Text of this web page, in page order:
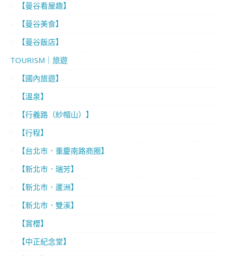
【曼谷看屋趣】
【曼谷美食】
【曼谷飯店】
TOURISM｜旅遊
【國內旅遊】
【溫泉】
【行義路（紗帽山）】
【行程】
【台北市．重慶南路商圈】
【新北市．瑞芳】
【新北市．蘆洲】
【新北市．雙溪】
【賞櫻】
【中正紀念堂】